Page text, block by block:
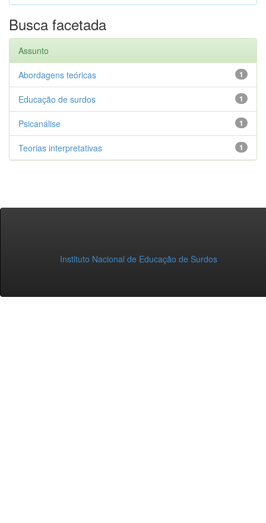
Busca facetada
Assunto
1
Abordagens teóricas
1
Educação de surdos
1
Psicanálise
1
Teorias interpretativas
Instituto Nacional de Educação de Surdos